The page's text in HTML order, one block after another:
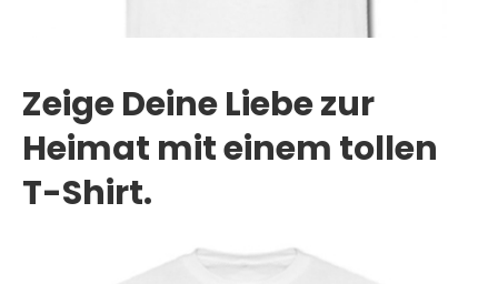
Zeige Deine Liebe zur
Heimat mit einem tollen
T-Shirt.